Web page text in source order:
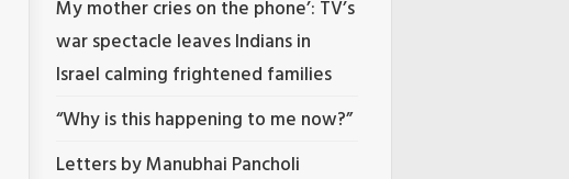
My mother cries on the phone’: TV’s
war spectacle leaves Indians in
Israel calming frightened families
“Why is this happening to me now?”
Letters by Manubhai Pancholi